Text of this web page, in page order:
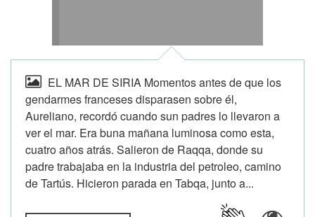
EL MAR DE SIRIA Momentos antes de que los
gendarmes franceses disparasen sobre él,
Aureliano, recordó cuando sun padres lo llevaron a
ver el mar. Era buna mañana luminosa como esta,
cuatro años atrás. Salieron de Raqqa, donde su
padre trabajaba en la industria del petroleo, camino
de Tartús. Hicieron parada en Tabqa, junto a...